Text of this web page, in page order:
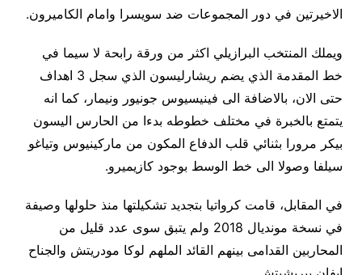
الاخيرتين في دور المجموعات ضد سويسرا وامام الكاميرون.
ويملك المنتخب البرازيلي اكثر من ورقة رابحة لا سيما في
خط المقدمة الذي يضم ريشارليسون الذي سجل 3 اهداف
حتى الان، بالاضافة الى فينيسيوس جونيور ونيمار، كما انه
يتمتع بالخبرة في مختلف خطوطه بدءا من الحارس اليسون
بيكر مرورا بثنائي قلب الدفاع المكون من ماركينيوس وتياغو
سيلفا وصولا الى خط الوسط بوجود كازيميرو.
في المقابل، قامت كرواتيا بتجديد تشكيلتها منذ حلولها وصيفة
في نسخة مونديال 2018 ولم يتبق سوى عدد قليل من
المحاربين القدامى بينهم القائد الملهم لوكا مودريتش والجناح